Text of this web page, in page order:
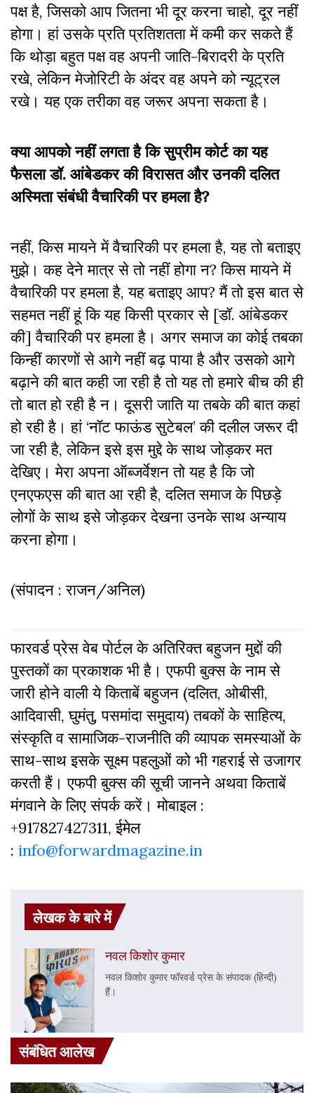
पक्ष है, जिसको आप जितना भी दूर करना चाहो, दूर नहीं
होगा। हां उसके प्रति प्रतिशतता में कमी कर सकते हैं
कि थोड़ा बहुत पक्ष वह अपनी जाति-बिरादरी के प्रति
रखे, लेकिन मेजोरिटी के अंदर वह अपने को न्यूट्रल
रखे। यह एक तरीका वह जरूर अपना सकता है।
क्या आपको नहीं लगता है कि सुप्रीम कोर्ट का यह
फैसला डॉ. आंबेडकर की विरासत और उनकी दलित
अस्मिता संबंधी वैचारिकी पर हमला है?
नहीं, किस मायने में वैचारिकी पर हमला है, यह तो बताइए
मुझे। कह देने मात्र से तो नहीं होगा न? किस मायने में
वैचारिकी पर हमला है, यह बताइए आप? मैं तो इस बात से
सहमत नहीं हूं कि यह किसी प्रकार से [डॉ. आंबेडकर
की] वैचारिकी पर हमला है। अगर समाज का कोई तबका
किन्हीं कारणों से आगे नहीं बढ़ पाया है और उसको आगे
बढ़ाने की बात कही जा रही है तो यह तो हमारे बीच की ही
तो बात हो रही है न। दूसरी जाति या तबके की बात कहां
हो रही है। हां ‘नॉट फाऊंड सुटेबल’ की दलील जरूर दी
जा रही है, लेकिन इसे इस मुद्दे के साथ जोड़कर मत
देखिए। मेरा अपना ऑब्जर्वेशन तो यह है कि जो
एनएफएस की बात आ रही है, दलित समाज के पिछड़े
लोगों के साथ इसे जोड़कर देखना उनके साथ अन्याय
करना होगा।
(संपादन : राजन/अनिल)
फारवर्ड प्रेस वेब पोर्टल के अतिरिक्‍त बहुजन मुद्दों की
पुस्‍तकों का प्रकाशक भी है। एफपी बुक्‍स के नाम से
जारी होने वाली ये किताबें बहुजन (दलित, ओबीसी,
आदिवासी, घुमंतु, पसमांदा समुदाय) तबकों के साहित्‍य,
संस्‍क‍ृति व सामाजिक-राजनीति की व्‍यापक समस्‍याओं के
साथ-साथ इसके सूक्ष्म पहलुओं को भी गहराई से उजागर
करती हैं। एफपी बुक्‍स की सूची जानने अथवा किताबें
मंगवाने के लिए संपर्क करें। मोबाइल :
+917827427311, ईमेल
: info@forwardmagazine.in
लेखक के बारे में
नवल किशोर कुमार
नवल किशोर कुमार फॉरवर्ड प्रेस के संपादक (हिन्दी)
हैं।
संबंधित आलेख